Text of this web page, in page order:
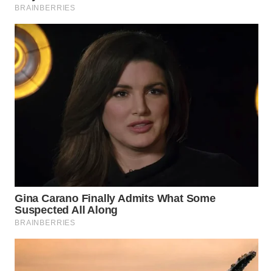
KEPULAUAN
WN
TANGERANG
WN
WN
INDRAMAYU